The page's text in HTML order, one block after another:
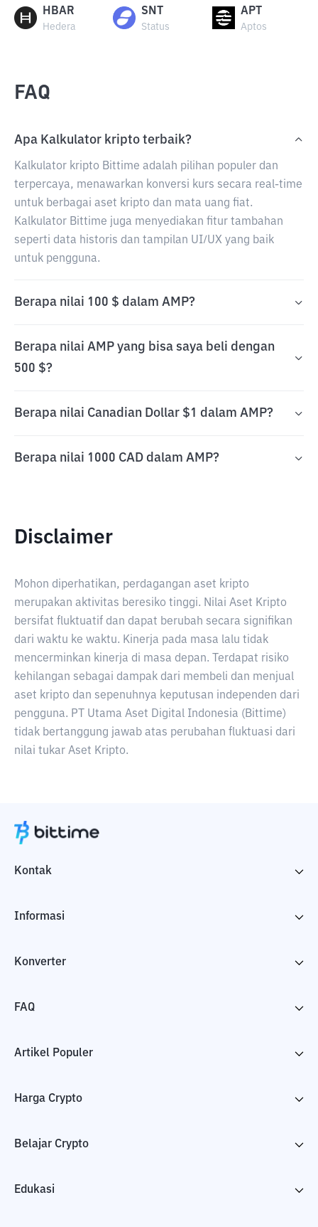
HBAR
Hedera
SNT
Status
APT
Aptos
FAQ
Apa Kalkulator kripto terbaik?
Kalkulator kripto Bittime adalah pilihan populer dan
terpercaya, menawarkan konversi kurs secara real-time
untuk berbagai aset kripto dan mata uang fiat.
Kalkulator Bittime juga menyediakan fitur tambahan
seperti data historis dan tampilan UI/UX yang baik
untuk pengguna.
Berapa nilai 100 $ dalam AMP?
Berapa nilai AMP yang bisa saya beli dengan
500 $?
Berapa nilai Canadian Dollar $1 dalam AMP?
Berapa nilai 1000 CAD dalam AMP?
Disclaimer
Mohon diperhatikan, perdagangan aset kripto
merupakan aktivitas beresiko tinggi. Nilai Aset Kripto
bersifat fluktuatif dan dapat berubah secara signifikan
dari waktu ke waktu. Kinerja pada masa lalu tidak
mencerminkan kinerja di masa depan. Terdapat risiko
kehilangan sebagai dampak dari membeli dan menjual
aset kripto dan sepenuhnya keputusan independen dari
pengguna. PT Utama Aset Digital Indonesia (Bittime)
tidak bertanggung jawab atas perubahan fluktuasi dari
nilai tukar Aset Kripto.
Kontak
Informasi
Konverter
FAQ
Artikel Populer
Harga Crypto
Belajar Crypto
Edukasi